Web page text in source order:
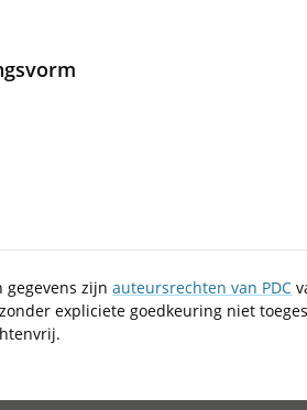
gegevens zijn auteursrechten van PDC
expliciete goedkeuring niet